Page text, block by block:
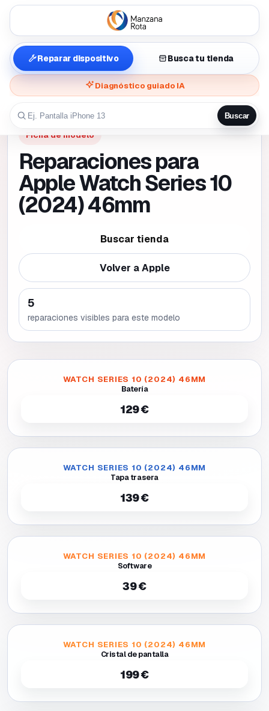
Reparar dispositivo Busca tu tienda
Diagnóstico guiado IA
Buscar
Ficha de modelo
Reparaciones para
Apple Watch Series 10
(2024) 46mm
Buscar tienda
Volver aApple
5
reparaciones visibles para este modelo
WATCH SERIES 10 (2024) 46MM
Batería
129 €
WATCH SERIES 10 (2024) 46MM
Tapa trasera
139 €
WATCH SERIES 10 (2024) 46MM
Software
39 €
WATCH SERIES 10 (2024) 46MM
Cristal de pantalla
199 €